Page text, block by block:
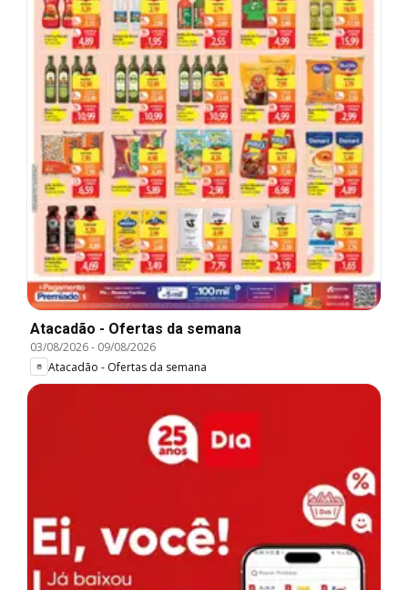
Atacadão - Ofertas da semana
03/08/2026- 09/08/2026
Atacadão - Ofertas da semana